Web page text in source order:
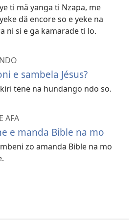
ti mä yanga ti Nzapa, me
dä encore so e yeke na
ni si e ga kamarade ti lo.
e sambela Jésus?
tënë na hundango ndo so.
AFA
e manda Bible na mo
zo amanda Bible na mo